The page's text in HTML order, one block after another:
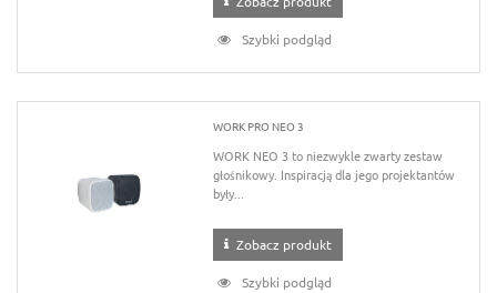
Szybki podgląd
WORK PRO NEO 3
WORK NEO 3 to niezwykle zwarty zestaw
głośnikowy. Inspiracją dla jego projektantów
były...
Zobacz produkt
Szybki podgląd